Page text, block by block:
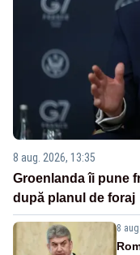
8 aug. 2026, 13:35
Groenlanda îi pune
după planul de foraj
8